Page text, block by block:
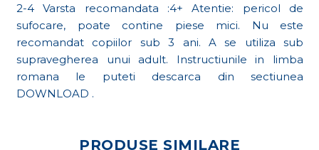
2-4 Varsta recomandata :4+ Atentie: pericol de
sufocare, poate contine piese mici. Nu este
recomandat copiilor sub 3 ani. A se utiliza sub
supravegherea unui adult. Instructiunile in limba
romana le puteti descarca din sectiunea
DOWNLOAD .
PRODUSE SIMILARE